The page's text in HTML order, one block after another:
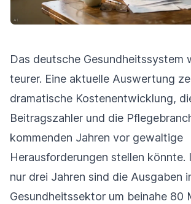
Das deutsche Gesundheitssystem
teurer. Eine aktuelle Auswertung
dramatische Kostenentwicklung,
Beitragszahler und die
kommenden Jahren vor gewaltige
Herausforderungen stellen könnte.
nur drei Jahren sind die Ausgaben
Gesundheitssektor um beinahe 80